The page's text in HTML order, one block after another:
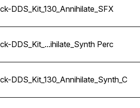
DDS_Kit_130_Annihilate_SFX
DDS_Kit_130_Annihilate_SFX
DDS_Kit_130_Annihilate_Synth Perc
DDS_Kit_...ihilate_Synth Perc
DDS_Kit_130_Annihilate_Synth_C
DDS_Kit_130_Annihilate_Synth_C